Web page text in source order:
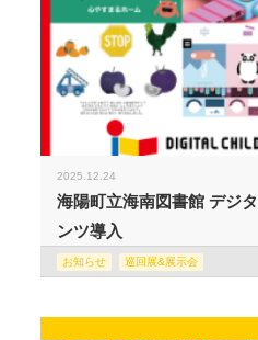
2025.12.24
海陽町立海南図書館 デジ
ンツ導入
お知らせ 巡回展&展示会